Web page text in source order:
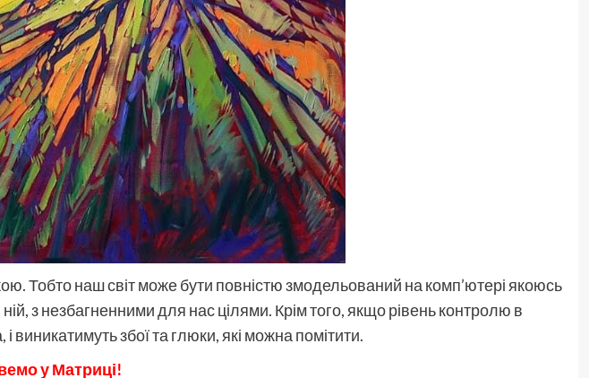
Тобто наш світ може бути повністю змодельований на комп’ютері якоюсь
з незбагненними для нас цілями. Крім того, якщо рівень контролю в
виникатимуть збої та глюки, які можна помітити.
у Матриці!